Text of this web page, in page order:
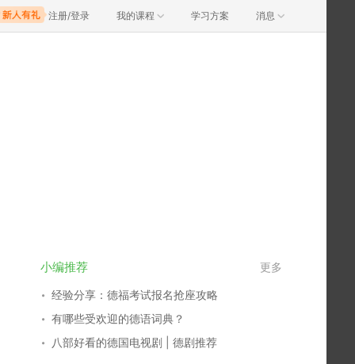
注册/登录 我的课程 学习方案 消息
小编推荐 更多
经验分享：德福考试报名抢座攻略
有哪些受欢迎的德语词典？
八部好看的德国电视剧 | 德剧推荐